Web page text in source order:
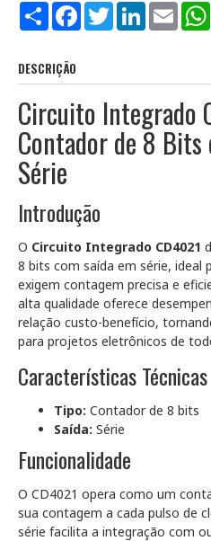
Compartilhar
FacebookTwitterLinkedInEmail
DESCRIÇÃO
Circuito Integrado
Contador de 8 Bits
Série
Introdução
O Circuito Integrado CD4021
8 bits com saída em série, ideal
exigem contagem precisa e
alta qualidade oferece
relação custo-benefício,
para projetos eletrônicos de
Características Técnicas
Tipo: Contador de 8 bits
Saída: Série
Funcionalidade
O CD4021 opera como um
sua contagem a cada pulso de
série facilita a integração com